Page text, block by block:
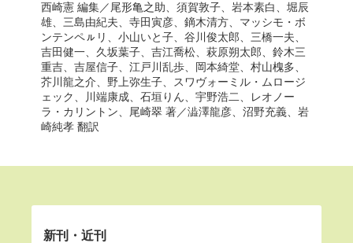
西崎憲編集／尾形亀之助 須賀敦子、 岩本素白
堀辰
雄、 三島由紀夫 寺田寅彦、 鏑木清方、 マッシモ・ボ
ンテンペㇽリ
小山いと子、 谷川俊太郎 三橋一夫
吉田健一、 久坂葉子、 吉江喬松、 萩原朔太郎
鈴木三
重吉、 吉屋信子、 江戸川乱歩、 岡本綺堂、 村山槐多
芥川龍之介
野上弥生子、
スワヴォーミル・ムロージ
ェック
川端康成、 石垣りん 宇野浩二
レオノー
ラ・カリントン
尾崎翠著／澁澤龍彦、 沼野充義、 岩
崎純孝翻訳
新刊・近刊